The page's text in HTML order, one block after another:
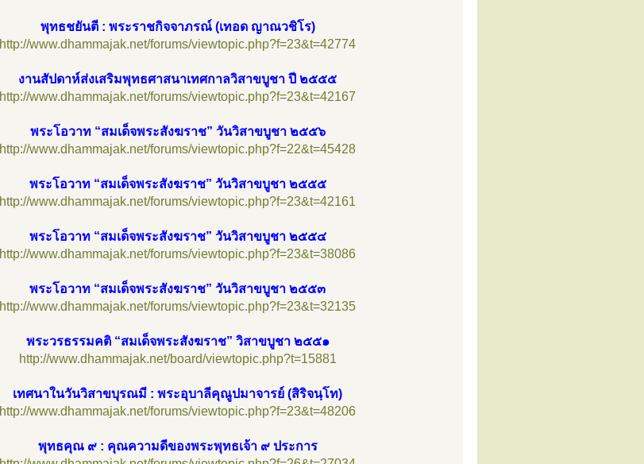
พุทธชยันตี : พระราชกิจจาภรณ์ (เทอด ญาณวชิโร)
http://www.dhammajak.net/forums/viewtopic.php?f=23&t=42774
งานสัปดาห์ส่งเสริมพุทธศาสนาเทศกาลวิสาขบูชา ปี ๒๕๕๕
http://www.dhammajak.net/forums/viewtopic.php?f=23&t=42167
พระโอวาท “สมเด็จพระสังฆราช” วันวิสาขบูชา ๒๕๕๖
http://www.dhammajak.net/forums/viewtopic.php?f=22&t=45428
พระโอวาท “สมเด็จพระสังฆราช” วันวิสาขบูชา ๒๕๕๕
http://www.dhammajak.net/forums/viewtopic.php?f=23&t=42161
พระโอวาท “สมเด็จพระสังฆราช” วันวิสาขบูชา ๒๕๕๔
http://www.dhammajak.net/forums/viewtopic.php?f=23&t=38086
พระโอวาท “สมเด็จพระสังฆราช” วันวิสาขบูชา ๒๕๕๓
http://www.dhammajak.net/forums/viewtopic.php?f=23&t=32135
พระวรธรรมคติ “สมเด็จพระสังฆราช” วิสาขบูชา ๒๕๕๑
http://www.dhammajak.net/board/viewtopic.php?t=15881
เทศนาในวันวิสาขบุรณมี : พระอุบาลีคุณูปมาจารย์ (สิริจนฺโท)
http://www.dhammajak.net/forums/viewtopic.php?f=23&t=48206
พุทธคุณ ๙ : คุณความดีของพระพุทธเจ้า ๙ ประการ